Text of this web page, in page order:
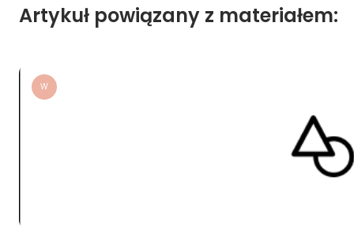
Artykuł powiązany z materiałem:
W